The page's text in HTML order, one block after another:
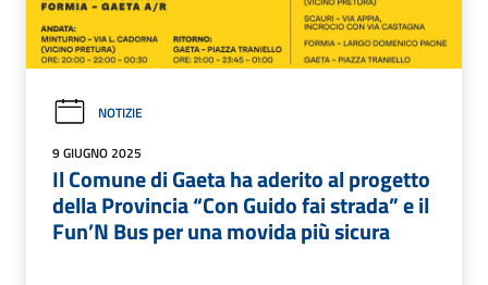
NOTIZIE
9 GIUGNO 2025
Il Comune di Gaeta ha aderito al progetto
della Provincia “Con Guido fai strada” e il
Fun’N Bus per una movida più sicura